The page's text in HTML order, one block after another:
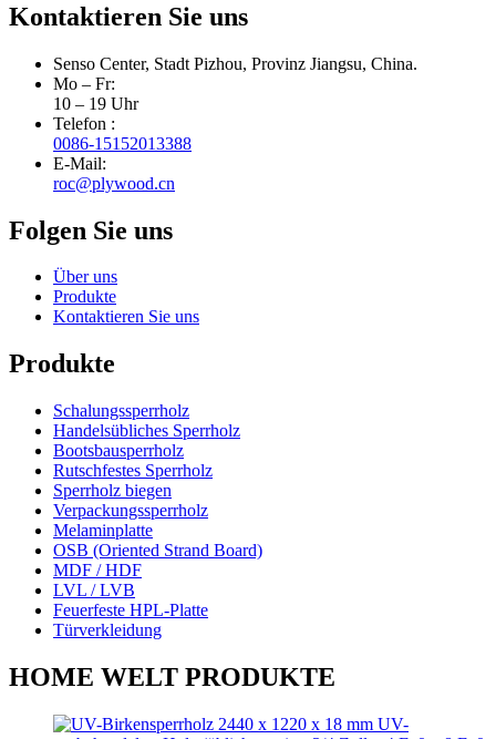
Kontaktieren Sie uns
Senso Center, Stadt Pizhou, Provinz Jiangsu, China.
Mo – Fr:
10 – 19 Uhr
Telefon :
0086-15152013388
E-Mail:
roc@plywood.cn
Folgen Sie uns
Über uns
Produkte
Kontaktieren Sie uns
Produkte
Schalungssperrholz
Handelsübliches Sperrholz
Bootsbausperrholz
Rutschfestes Sperrholz
Sperrholz biegen
Verpackungssperrholz
Melaminplatte
OSB (Oriented Strand Board)
MDF / HDF
LVL / LVB
Feuerfeste HPL-Platte
Türverkleidung
HOME WELT PRODUKTE